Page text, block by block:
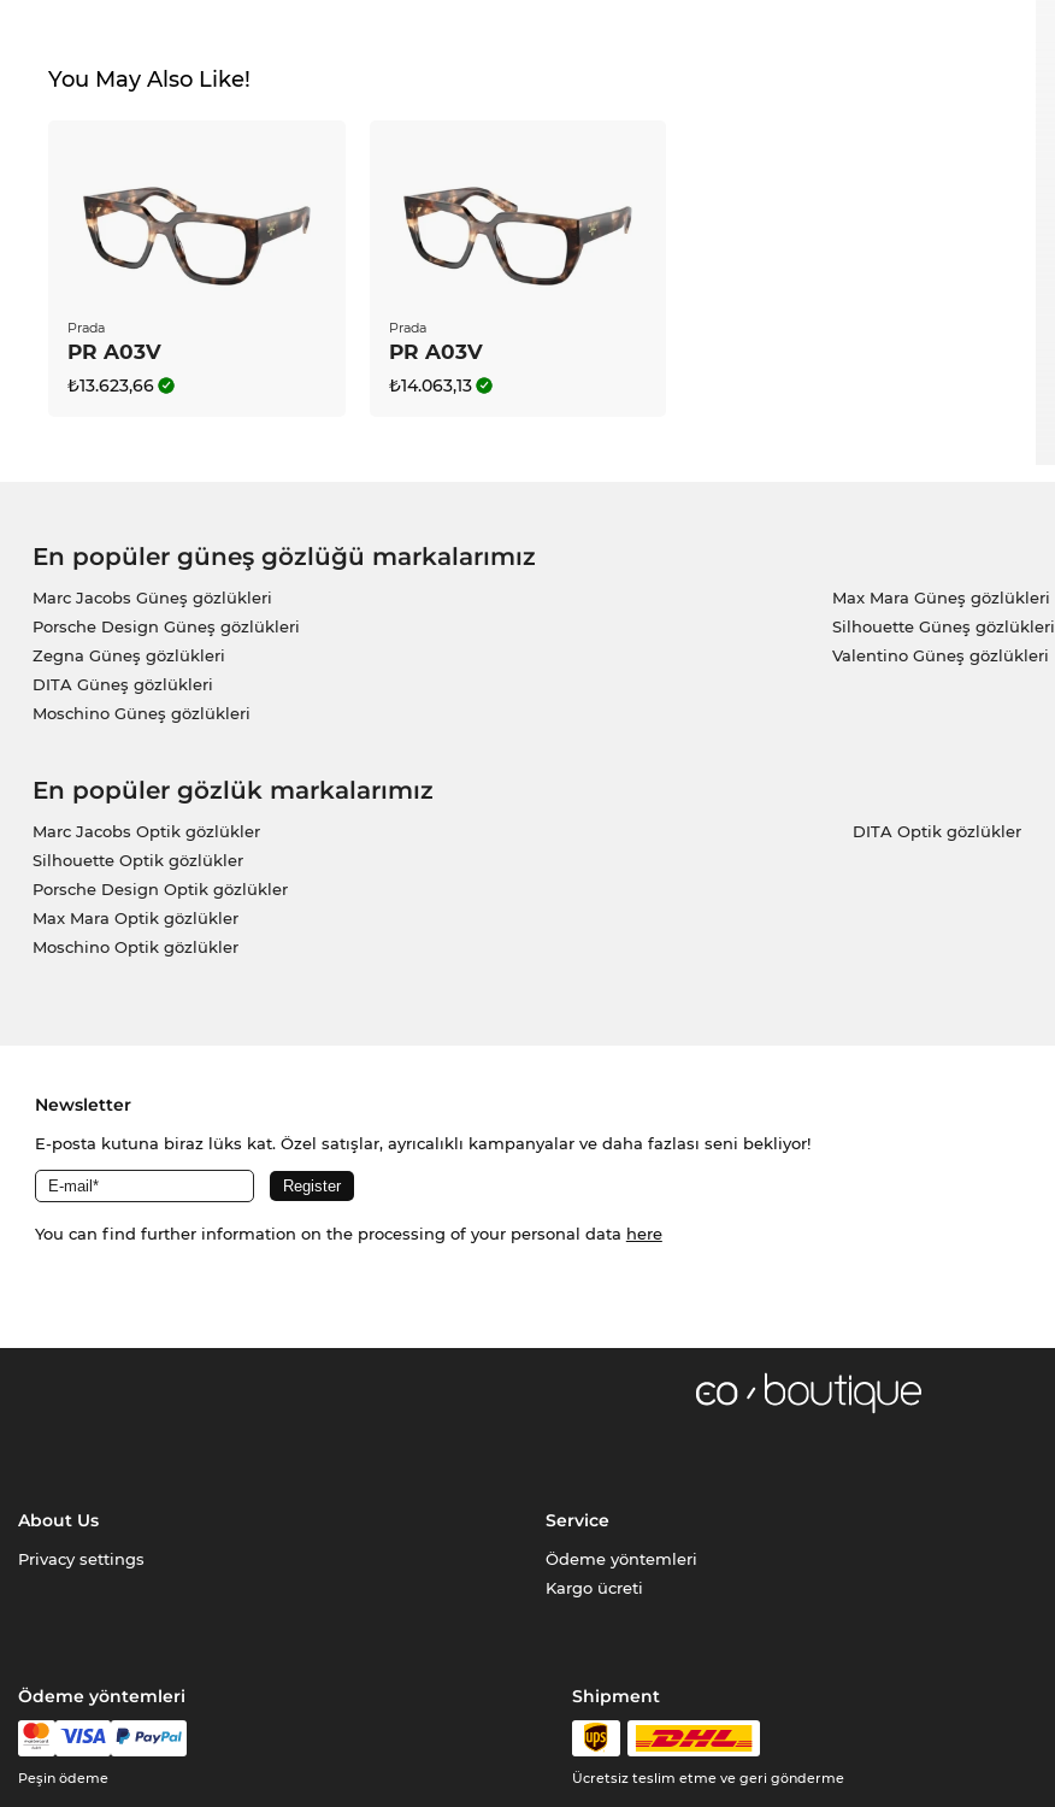
You May Also Like!
Prada
PR A03V
₺13.623,66
Prada
PR A03V
₺14.063,13
En popüler güneş gözlüğü markalarımız
Marc Jacobs Güneş gözlükleri
Porsche Design Güneş gözlükleri
Zegna Güneş gözlükleri
DITA Güneş gözlükleri
Moschino Güneş gözlükleri
Max Mara Güneş gözlükleri
Silhouette Güneş gözlükleri
Valentino Güneş gözlükleri
En popüler gözlük markalarımız
Marc Jacobs Optik gözlükler
Silhouette Optik gözlükler
Porsche Design Optik gözlükler
Max Mara Optik gözlükler
Moschino Optik gözlükler
DITA Optik gözlükler
Newsletter
E-posta kutuna biraz lüks kat. Özel satışlar, ayrıcalıklı kampanyalar ve daha fazlası seni bekliyor!
You can find further information on the processing of your personal data here
About Us
Privacy settings
Service
Ödeme yöntemleri
Kargo ücreti
Ödeme yöntemleri
Peşin ödeme
Shipment
Ücretsiz teslim etme ve geri gönderme